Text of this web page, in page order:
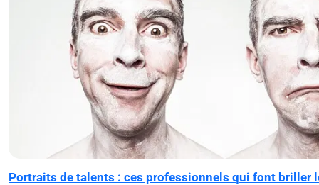
Portraits de talents : ces professionnels qui font briller